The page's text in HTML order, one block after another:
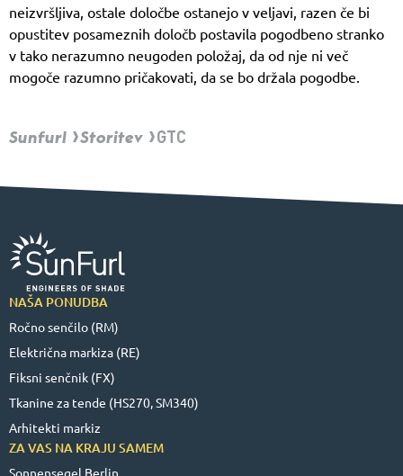
Sunfurl Storitev GTC
neizvršljiva, ostale določbe ostanejo v veljavi, razen če bi
opustitev posameznih določb postavila pogodbeno stranko
v tako nerazumno neugoden položaj, da od nje ni več
mogoče razumno pričakovati, da se bo držala pogodbe.
NAŠA PONUDBA
Ročno senčilo (RM)
Električna markiza (RE)
Fiksni senčnik (FX)
Tkanine za tende (HS270, SM340)
Arhitekti markiz
ZA VAS NA KRAJU SAMEM